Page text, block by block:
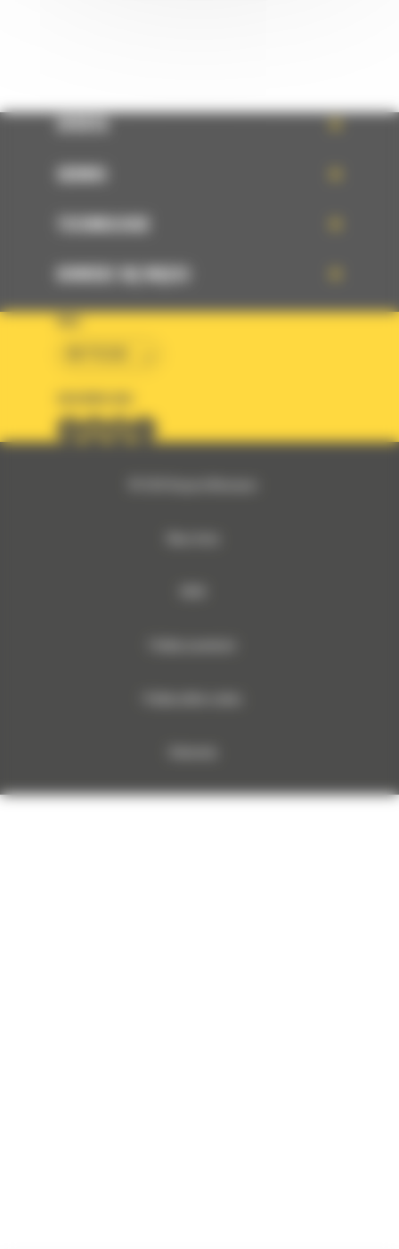
OFERTA
SERWIS
TECHNOLOGIE
DOWIEDZ SIĘ WIĘCEJ
KRAJ